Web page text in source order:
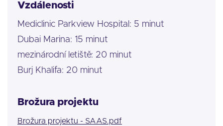
Vzdálenosti
Mediclinic Parkview Hospital: 5 minut
Dubai Marina: 15 minut
mezinárodní letiště: 20 minut
Burj Khalifa: 20 minut
Brožura projektu
Brožura projektu - SAAS.pdf